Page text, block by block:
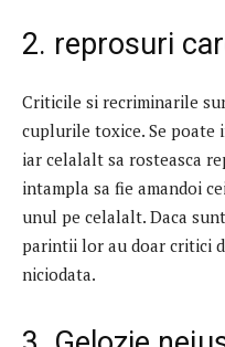
2. reprosuri
Criticile si recriminarile
cuplurile toxice. Se poate
iar celalalt sa rosteasca
intampla sa fie amandoi
unul pe celalalt. Daca
parintii lor au doar critici
niciodata.